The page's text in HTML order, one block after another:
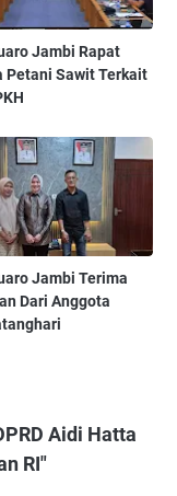
Jambi Rapat
Petani Sawit Terkait
Jambi Terima
Dari Anggota
Aidi Hatta
RI"